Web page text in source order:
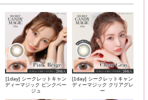
[1day] シークレットキャン
ディーマジック ピンクベー
ジュ
[1day] シークレットキャン
ディーマジック クリアグレ
ー